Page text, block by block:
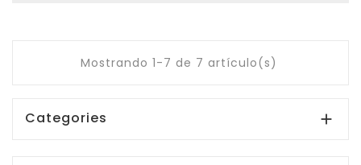
Mostrando 1-7 de 7 artículo(s)
Categories 